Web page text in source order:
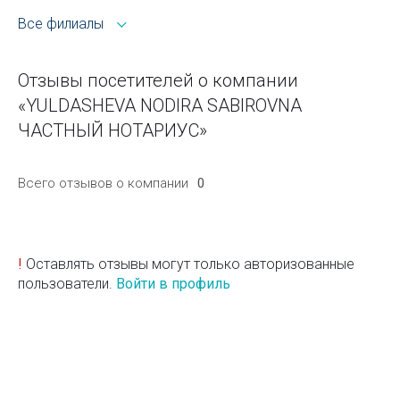
Все филиалы
Отзывы посетителей о компании
«YULDASHEVA NODIRA SABIROVNA
ЧАСТНЫЙ НОТАРИУС»
Всего отзывов о компании 0
! Оставлять отзывы могут только авторизованные
пользователи. Войти в профиль